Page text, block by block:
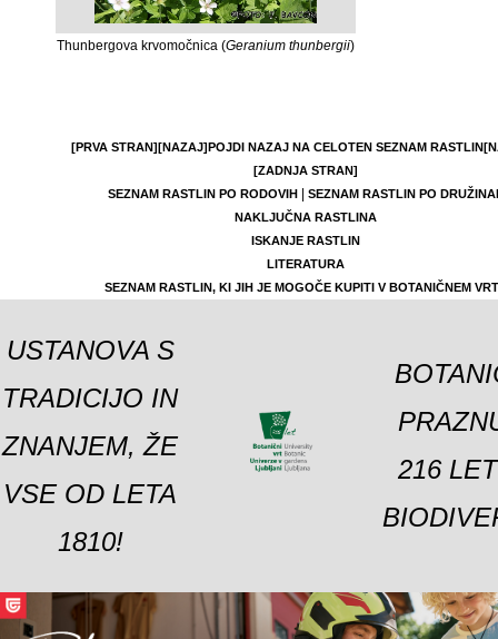
Thunbergova krvomočnica (Geranium thunbergii)
[PRVA STRAN][NAZAJ]POJDI NAZAJ NA CELOTEN SEZNAM RASTLIN
[ZADNJA STRAN]
SEZNAM RASTLIN PO RODOVIH|
SEZNAM RASTLIN PO
NAKLJUČNA RASTLINA
ISKANJE RASTLIN
LITERATURA
SEZNAM RASTLIN, KI JIH JE MOGOČE KUPITI V BOTANIČNEM
USTANOVA S
TRADICIJO IN
ZNANJEM, ŽE
VSE OD LETA
1810!
216